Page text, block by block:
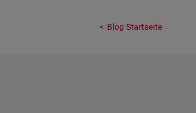
Blog Startseite